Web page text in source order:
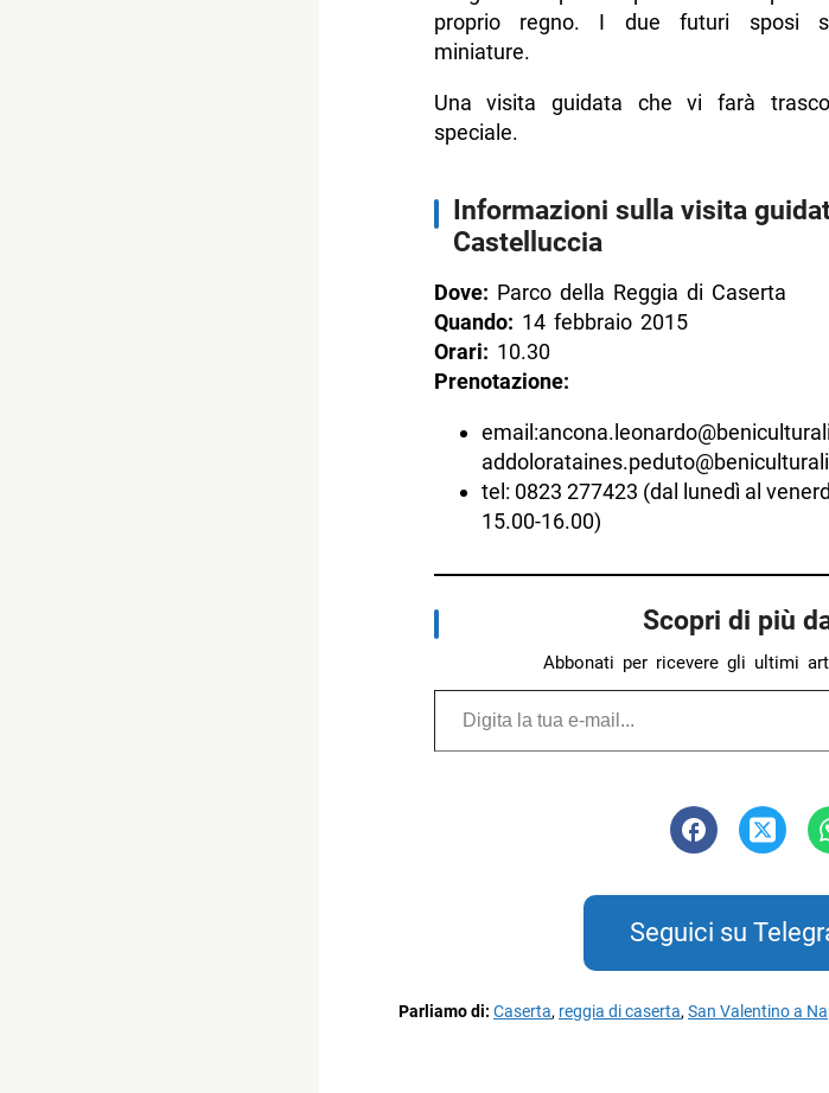
proprio regno. I due futuri sposi
miniature.
Una visita guidata che vi farà
speciale.
Informazioni sulla visita
Castelluccia
Dove: Parco della Reggia di Caserta
Quando: 14 febbraio 2015
Orari: 10.30
Prenotazione:
tel: 0823 277423 (dal lunedì al
15.00-16.00)
Scopri di più
Abbonati per ricevere gli ultimi
Digita la tua e-mail...
Seguici su
Parliamo di: Caserta, reggia di caserta,San Valentino a